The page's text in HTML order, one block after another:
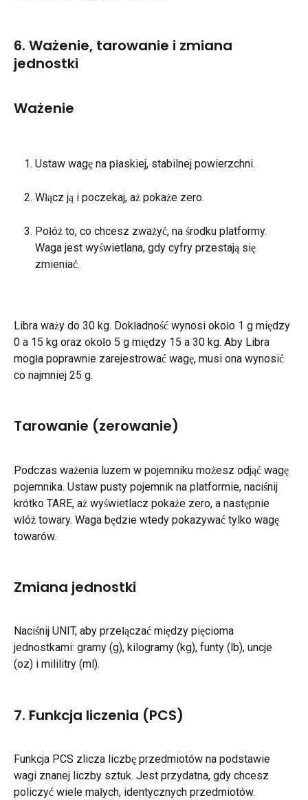
6. Ważenie, tarowanie i zmiana
jednostki
Ważenie
Ustaw wagę na płaskiej, stabilnej powierzchni.
Włącz ją i poczekaj, aż pokaże zero.
Połóż to, co chcesz zważyć, na środku platformy.
Waga jest wyświetlana, gdy cyfry przestają się
zmieniać.
Libra waży do 30 kg. Dokładność wynosi około 1 g między
0 a 15 kg oraz około 5 g między 15 a 30 kg. Aby Libra
mogła poprawnie zarejestrować wagę, musi ona wynosić
co najmniej 25 g.
Tarowanie (zerowanie)
Podczas ważenia luzem w pojemniku możesz odjąć wagę
pojemnika. Ustaw pusty pojemnik na platformie, naciśnij
krótko TARE, aż wyświetlacz pokaże zero, a następnie
włóż towary. Waga będzie wtedy pokazywać tylko wagę
towarów.
Zmiana jednostki
Naciśnij UNIT, aby przełączać między pięcioma
jednostkami: gramy (g), kilogramy (kg), funty (lb), uncje
(oz) i mililitry (ml).
7. Funkcja liczenia (PCS)
Funkcja PCS zlicza liczbę przedmiotów na podstawie
wagi znanej liczby sztuk. Jest przydatna, gdy chcesz
policzyć wiele małych, identycznych przedmiotów.